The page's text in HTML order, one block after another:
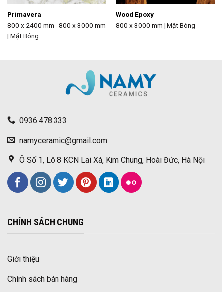
Primavera
800 x 2400 mm - 800 x 3000 mm
| Mặt Bóng
Wood Epoxy
800 x 3000 mm | Mặt Bóng
0936.478.333
namyceramic@gmail.com
Ô Số 1, Lô 8 KCN Lai Xá, Kim Chung, Hoài Đức, Hà Nội
CHÍNH SÁCH CHUNG
Giới thiệu
Chính sách bán hàng